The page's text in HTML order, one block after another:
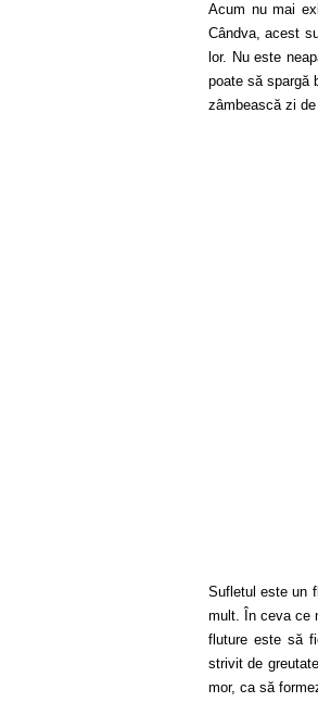
Acum nu mai
Cândva, acest
lor. Nu este
poate să spargă
zâmbească zi
Sufletul este un
mult. În ceva ce
fluture este să
strivit de
mor, ca să